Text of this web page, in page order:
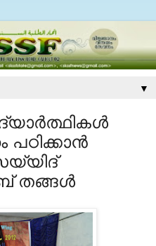
▼
തങ്ങള്‍